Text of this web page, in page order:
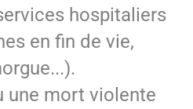
hospitaliers
en fin de vie,
une mort violente